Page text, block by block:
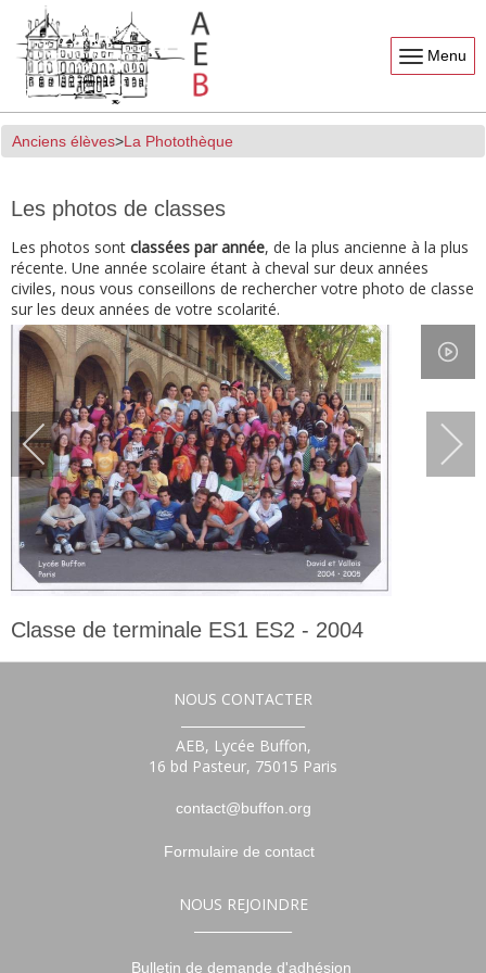
Menu
Anciens élèves La Photothèque
Les photos de classes
Les photos sont classées par année, de la plus ancienne à la plus
récente. Une année scolaire étant à cheval sur deux années
civiles, nous vous conseillons de rechercher votre photo de classe
sur les deux années de votre scolarité.
Classe de terminale ES1 ES2 - 2004
Terminale
NOUS CONTACTER
AEB, Lycée Buffon,
16 bd Pasteur, 75015 Paris
contact@buffon.org
Formulaire de contact
NOUS REJOINDRE
Bulletin de demande d'adhésion